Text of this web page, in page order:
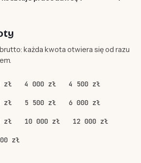
każda kwota otwiera się od razu
zł 4 000 zł 4 500 zł
zł 5 500 zł 6 000 zł
zł 10 000 zł 12 000 zł
zł